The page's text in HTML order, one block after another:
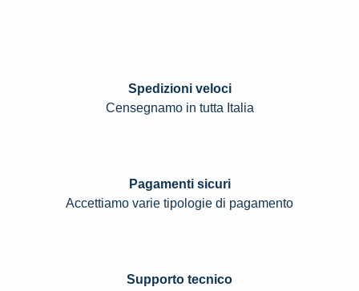
Spedizioni veloci
Censegnamo in tutta Italia
Pagamenti sicuri
Accettiamo varie tipologie di pagamento
Supporto tecnico